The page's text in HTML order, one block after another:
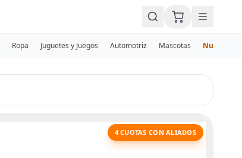
Ropa Juguetes y Juegos Automotriz Mascotas Nuevos
4 CUOTAS CON ALIADOS